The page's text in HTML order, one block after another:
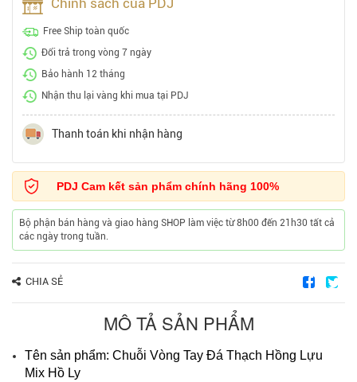
Free Ship toàn quốc
Đổi trả trong vòng 7 ngày
Bảo hành 12 tháng
Nhận thu lại vàng khi mua tại PDJ
Thanh toán khi nhận hàng
PDJ Cam kết sản phẩm chính hãng 100%
Bộ phận bán hàng và giao hàng SHOP làm việc từ 8h00 đến 21h30 tất cả
các ngày trong tuần.
CHIA SẺ
MÔ TẢ SẢN PHẨM
Tên sản phẩm: Chuỗi Vòng Tay Đá Thạch Hồng Lựu
Mix Hồ Ly